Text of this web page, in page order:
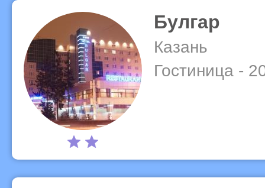
Булгар
Казань
Гостиница -